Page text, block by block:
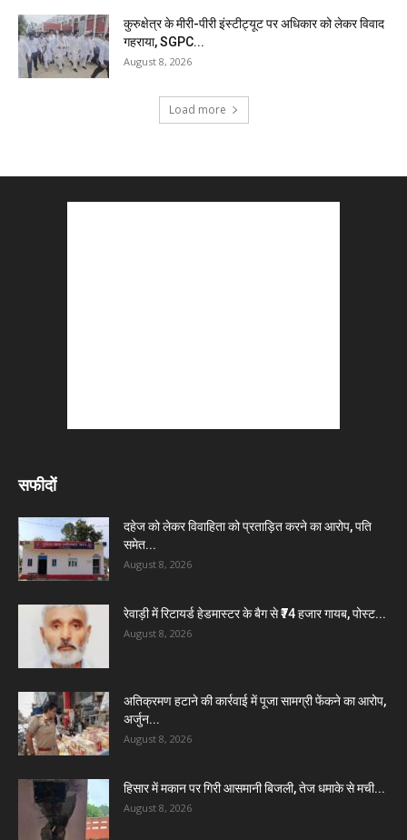
कुरुक्षेत्र के मीरी-पीरी इंस्टीट्यूट पर अधिकार को लेकर विवाद
गहराया, SGPC...
August 8, 2026
Load more
सफीदों
दहेज को लेकर विवाहिता को प्रताड़ित करने का आरोप, पति
समेत...
August 8, 2026
रेवाड़ी में रिटायर्ड हेडमास्टर के बैग से ₹74 हजार गायब, पोस्ट...
August 8, 2026
अतिक्रमण हटाने की कार्रवाई में पूजा सामग्री फेंकने का आरोप,
अर्जुन...
August 8, 2026
हिसार में मकान पर गिरी आसमानी बिजली, तेज धमाके से मची...
August 8, 2026